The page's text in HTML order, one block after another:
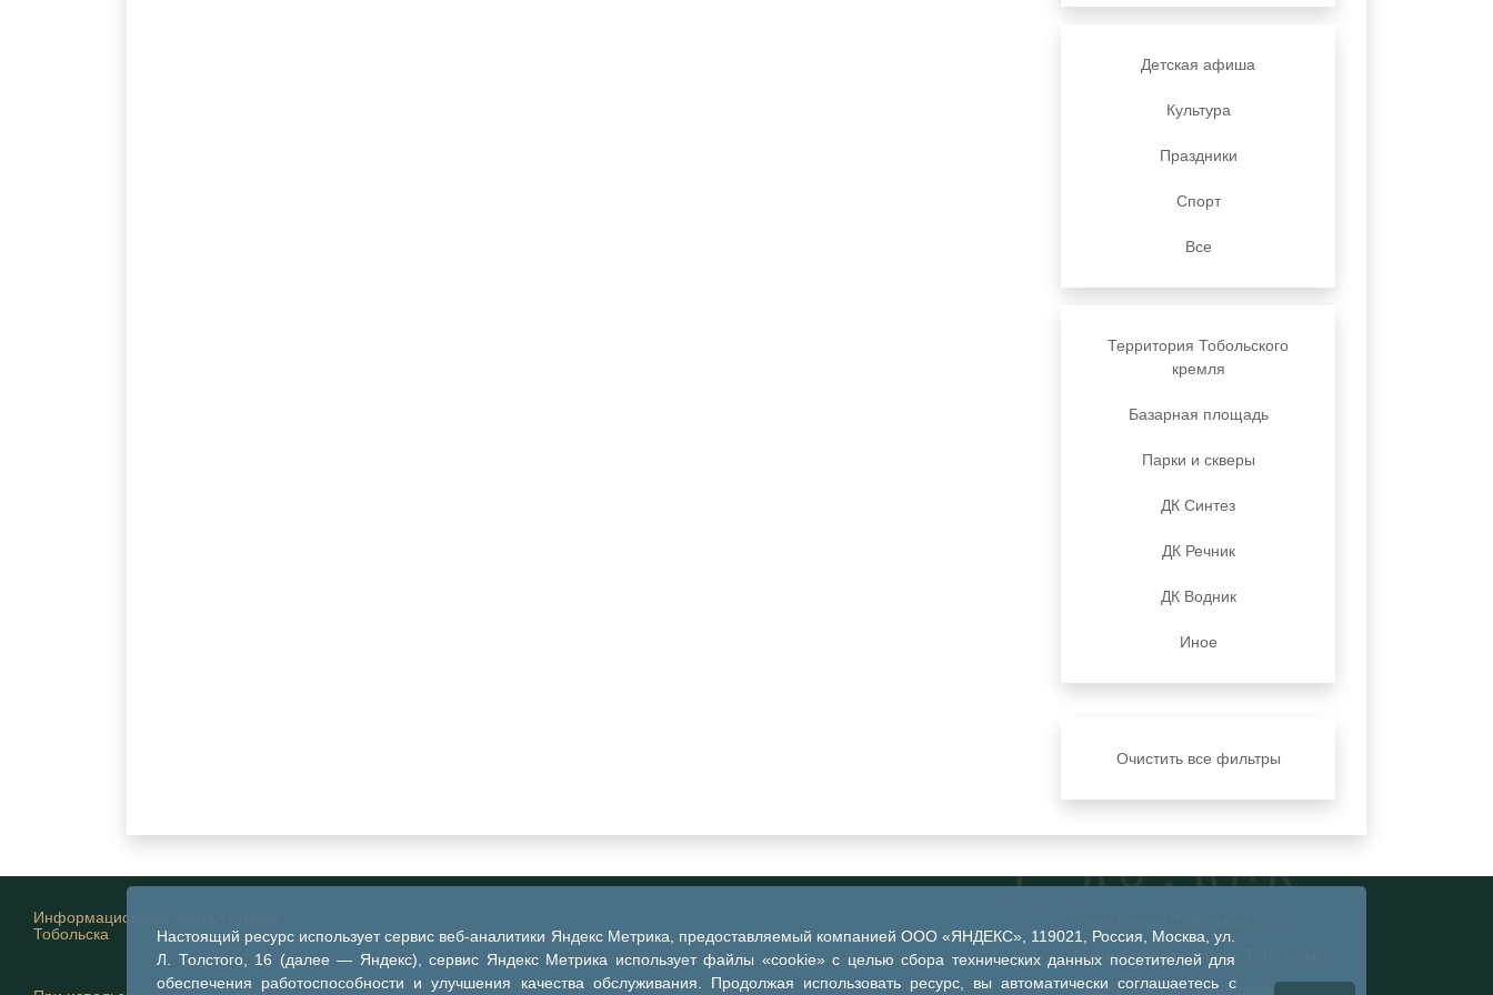
Настоящий ресурс использует сервис веб-аналитики Яндекс Метрика, предоставляемый компанией ООО «ЯНДЕКС», 119021, Россия, Москва, ул.
Л. Толстого, 16 (далее — Яндекс), сервис Яндекс Метрика использует файлы «cookie» с целью сбора технических данных посетителей для
обеспечения работоспособности и улучшения качества обслуживания. Продолжая использовать ресурс, вы автоматически соглашаетесь с
Детская афиша
Культура
Праздники
Спорт
Все
Территория Тобольского
кремля
Базарная площадь
Парки и скверы
ДК Синтез
ДК Речник
ДК Водник
Иное
Очистить все фильтры
Информационный портал города
Тобольска
Администрация города Тобольска
Тобольская городская дума